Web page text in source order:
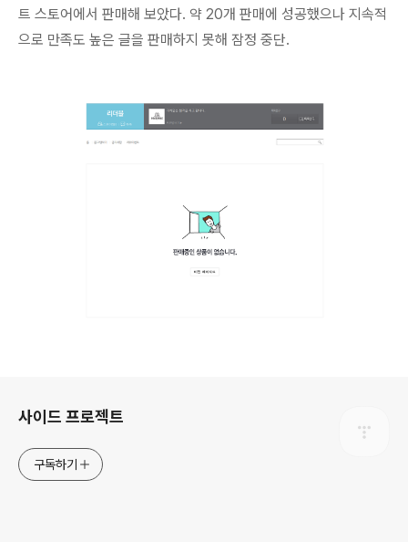
트 스토어에서 판매해 보았다. 약 20개 판매에 성공했으나 지속적
으로 만족도 높은 글을 판매하지 못해 잠정 중단.
사이드 프로젝트
구독하기